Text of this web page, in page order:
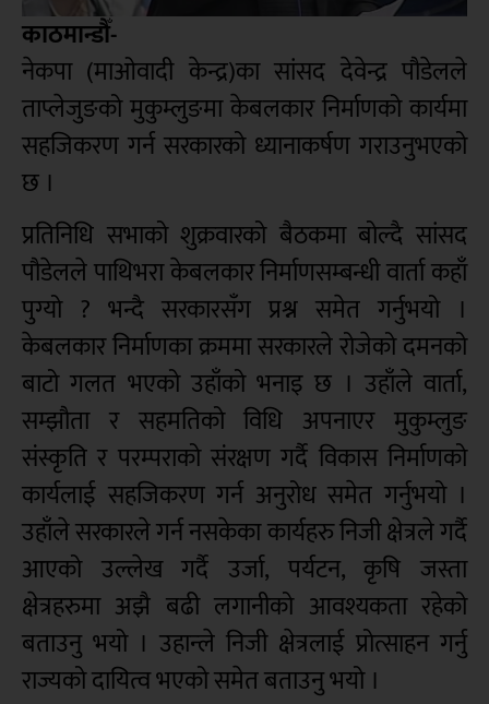
काठमान्डौँ-
नेकपा (माओवादी केन्द्र)का सांसद देवेन्द्र पौडेलले
ताप्लेजुङको मुकुम्लुङमा केबलकार निर्माणको कार्यमा
सहजिकरण गर्न सरकारको ध्यानाकर्षण गराउनुभएको
छ ।
प्रतिनिधि सभाको शुक्रवारको बैठकमा बोल्दै सांसद
पौडेलले पाथिभरा केबलकार निर्माणसम्बन्धी वार्ता कहाँ
पुग्यो ? भन्दै सरकारसँग प्रश्न समेत गर्नुभयो ।
केबलकार निर्माणका क्रममा सरकारले रोजेको दमनको
बाटो गलत भएको उहाँको भनाइ छ । उहाँले वार्ता,
सम्झौता र सहमतिको विधि अपनाएर मुकुम्लुङ
संस्कृति र परम्पराको संरक्षण गर्दै विकास निर्माणको
कार्यलाई सहजिकरण गर्न अनुरोध समेत गर्नुभयो ।
उहाँले सरकारले गर्न नसकेका कार्यहरु निजी क्षेत्रले गर्दै
आएको उल्लेख गर्दै उर्जा, पर्यटन, कृषि जस्ता
क्षेत्रहरुमा अझै बढी लगानीको आवश्यकता रहेको
बताउनु भयो । उहान्ले निजी क्षेत्रलाई प्रोत्साहन गर्नु
राज्यको दायित्व भएको समेत बताउनु भयो ।